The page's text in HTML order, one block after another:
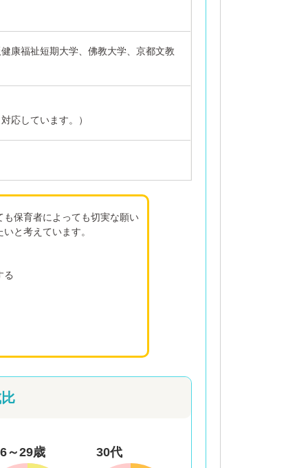
康福祉短期大学、佛教大学、京都文教
応しています。）
保育者によっても切実な願い
と考えています。
る
～29歳 30代